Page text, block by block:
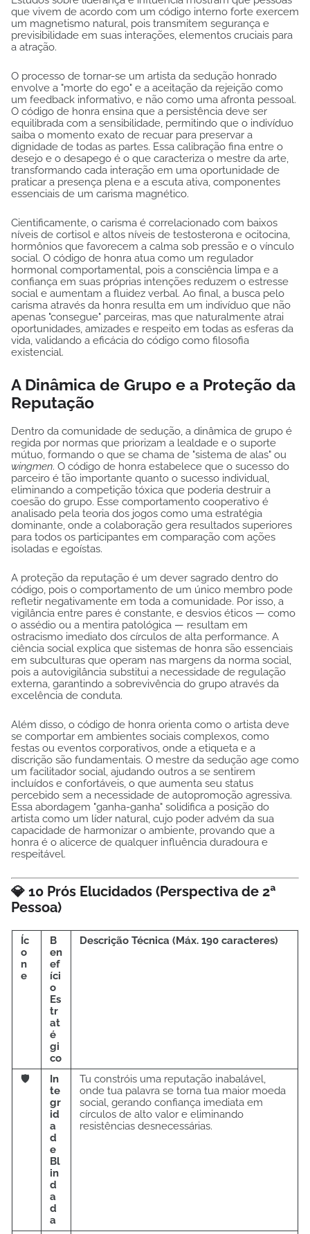
que vivem de acordo com um código interno forte exercem
um magnetismo natural, pois transmitem segurança e
previsibilidade em suas interações, elementos cruciais para
a atração.
O processo de tornar-se um artista da sedução honrado
envolve a "morte do ego" e a aceitação da rejeição como
um feedback informativo, e não como uma afronta pessoal.
O código de honra ensina que a persistência deve ser
equilibrada com a sensibilidade, permitindo que o indivíduo
saiba o momento exato de recuar para preservar a
dignidade de todas as partes. Essa calibração fina entre o
desejo e o desapego é o que caracteriza o mestre da arte,
transformando cada interação em uma oportunidade de
praticar a presença plena e a escuta ativa, componentes
essenciais de um carisma magnético.
Cientificamente, o carisma é correlacionado com baixos
níveis de cortisol e altos níveis de testosterona e ocitocina,
hormônios que favorecem a calma sob pressão e o vínculo
social. O código de honra atua como um regulador
hormonal comportamental, pois a consciência limpa e a
confiança em suas próprias intenções reduzem o estresse
social e aumentam a fluidez verbal. Ao final, a busca pelo
carisma através da honra resulta em um indivíduo que não
apenas "consegue" parceiras, mas que naturalmente atrai
oportunidades, amizades e respeito em todas as esferas da
vida, validando a eficácia do código como filosofia
existencial.
A Dinâmica de Grupo e a Proteção da
Reputação
Dentro da comunidade de sedução, a dinâmica de grupo é
regida por normas que priorizam a lealdade e o suporte
mútuo, formando o que se chama de "sistema de alas" ou
wingmen. O código de honra estabelece que o sucesso do
parceiro é tão importante quanto o sucesso individual,
eliminando a competição tóxica que poderia destruir a
coesão do grupo. Esse comportamento cooperativo é
analisado pela teoria dos jogos como uma estratégia
dominante, onde a colaboração gera resultados superiores
para todos os participantes em comparação com ações
isoladas e egoístas.
A proteção da reputação é um dever sagrado dentro do
código, pois o comportamento de um único membro pode
refletir negativamente em toda a comunidade. Por isso, a
vigilância entre pares é constante, e desvios éticos — como
o assédio ou a mentira patológica — resultam em
ostracismo imediato dos círculos de alta performance. A
ciência social explica que sistemas de honra são essenciais
em subculturas que operam nas margens da norma social,
pois a autovigilância substitui a necessidade de regulação
externa, garantindo a sobrevivência do grupo através da
excelência de conduta.
Além disso, o código de honra orienta como o artista deve
se comportar em ambientes sociais complexos, como
festas ou eventos corporativos, onde a etiqueta e a
discrição são fundamentais. O mestre da sedução age como
um facilitador social, ajudando outros a se sentirem
incluídos e confortáveis, o que aumenta seu status
percebido sem a necessidade de autopromoção agressiva.
Essa abordagem "ganha-ganha" solidifica a posição do
artista como um líder natural, cujo poder advém da sua
capacidade de harmonizar o ambiente, provando que a
honra é o alicerce de qualquer influência duradoura e
respeitável.
💎 10 Prós Elucidados (Perspectiva de 2ª
Pessoa)
Íc
o
n
e
B
en
ef
íci
o
Es
tr
at
é
gi
co
Descrição Técnica (Máx. 190 caracteres)
🛡️
In
te
gr
id
a
d
e
Bl
in
d
a
d
a
Tu constróis uma reputação inabalável,
onde tua palavra se torna tua maior moeda
social, gerando confiança imediata em
círculos de alto valor e eliminando
resistências desnecessárias.